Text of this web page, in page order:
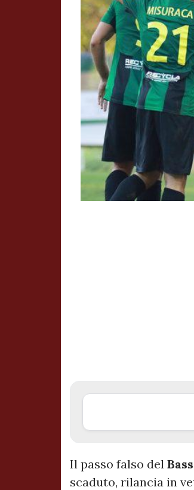
Il passo falso del
scaduto, rilancia in